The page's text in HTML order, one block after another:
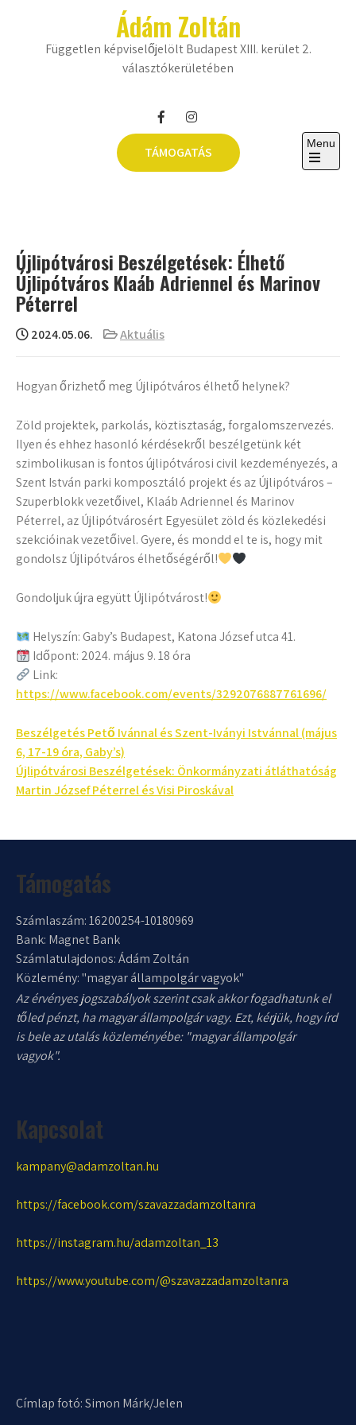
Ádám Zoltán
Független képviselőjelölt Budapest XIII. kerület 2.
választókerületében
TÁMOGATÁS
Menu
Open
Újlipótvárosi Beszélgetések: Élhető
Újlipótváros Klaáb Adriennel és Marinov
Péterrel
2024.05.06. Aktuális
Hogyan őrizhető meg Újlipótváros élhető helynek?
Zöld projektek, parkolás, köztisztaság, forgalomszervezés.
Ilyen és ehhez hasonló kérdésekről beszélgetünk két
szimbolikusan is fontos újlipótvárosi civil kezdeményezés, a
Szent István parki komposztáló projekt és az Újlipótváros –
Szuperblokk vezetőivel, Klaáb Adriennel és Marinov
Péterrel, az Újlipótvárosért Egyesület zöld és közlekedési
szekcióinak vezetőivel. Gyere, és mondd el te is, hogy mit
gondolsz Újlipótváros élhetőségéről!
Gondoljuk újra együtt Újlipótvárost!
Helyszín: Gaby’s Budapest, Katona József utca 41.
Időpont: 2024. május 9. 18 óra
Link:
https://www.facebook.com/events/3292076887761696/
Bejegyzés
navigáció
Beszélgetés Pető Ivánnal és Szent-Iványi Istvánnal (május
6, 17-19 óra, Gaby’s)
Újlipótvárosi Beszélgetések: Önkormányzati átláthatóság
Martin József Péterrel és Visi Piroskával
Támogatás
Számlaszám: 16200254-10180969
Bank: Magnet Bank
Számlatulajdonos: Ádám Zoltán
Közlemény: "magyar állampolgár vagyok"
Az érvényes jogszabályok szerint csak akkor fogadhatunk el
tőled pénzt, ha magyar állampolgár vagy. Ezt, kérjük, hogy írd
is bele az utalás közleményébe: "magyar állampolgár
vagyok".
Kapcsolat
kampany@adamzoltan.hu
https://facebook.com/szavazzadamzoltanra
https://instagram.hu/adamzoltan_13
https://www.youtube.com/@szavazzadamzoltanra
Címlap fotó: Simon Márk/Jelen